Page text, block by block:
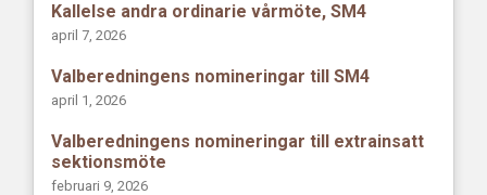
Kallelse andra ordinarie vårmöte, SM4
april 7, 2026
Valberedningens nomineringar till SM4
april 1, 2026
Valberedningens nomineringar till extrainsatt
sektionsmöte
februari 9, 2026